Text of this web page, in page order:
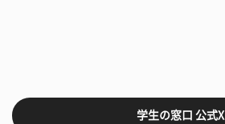
学生の窓口 公式X